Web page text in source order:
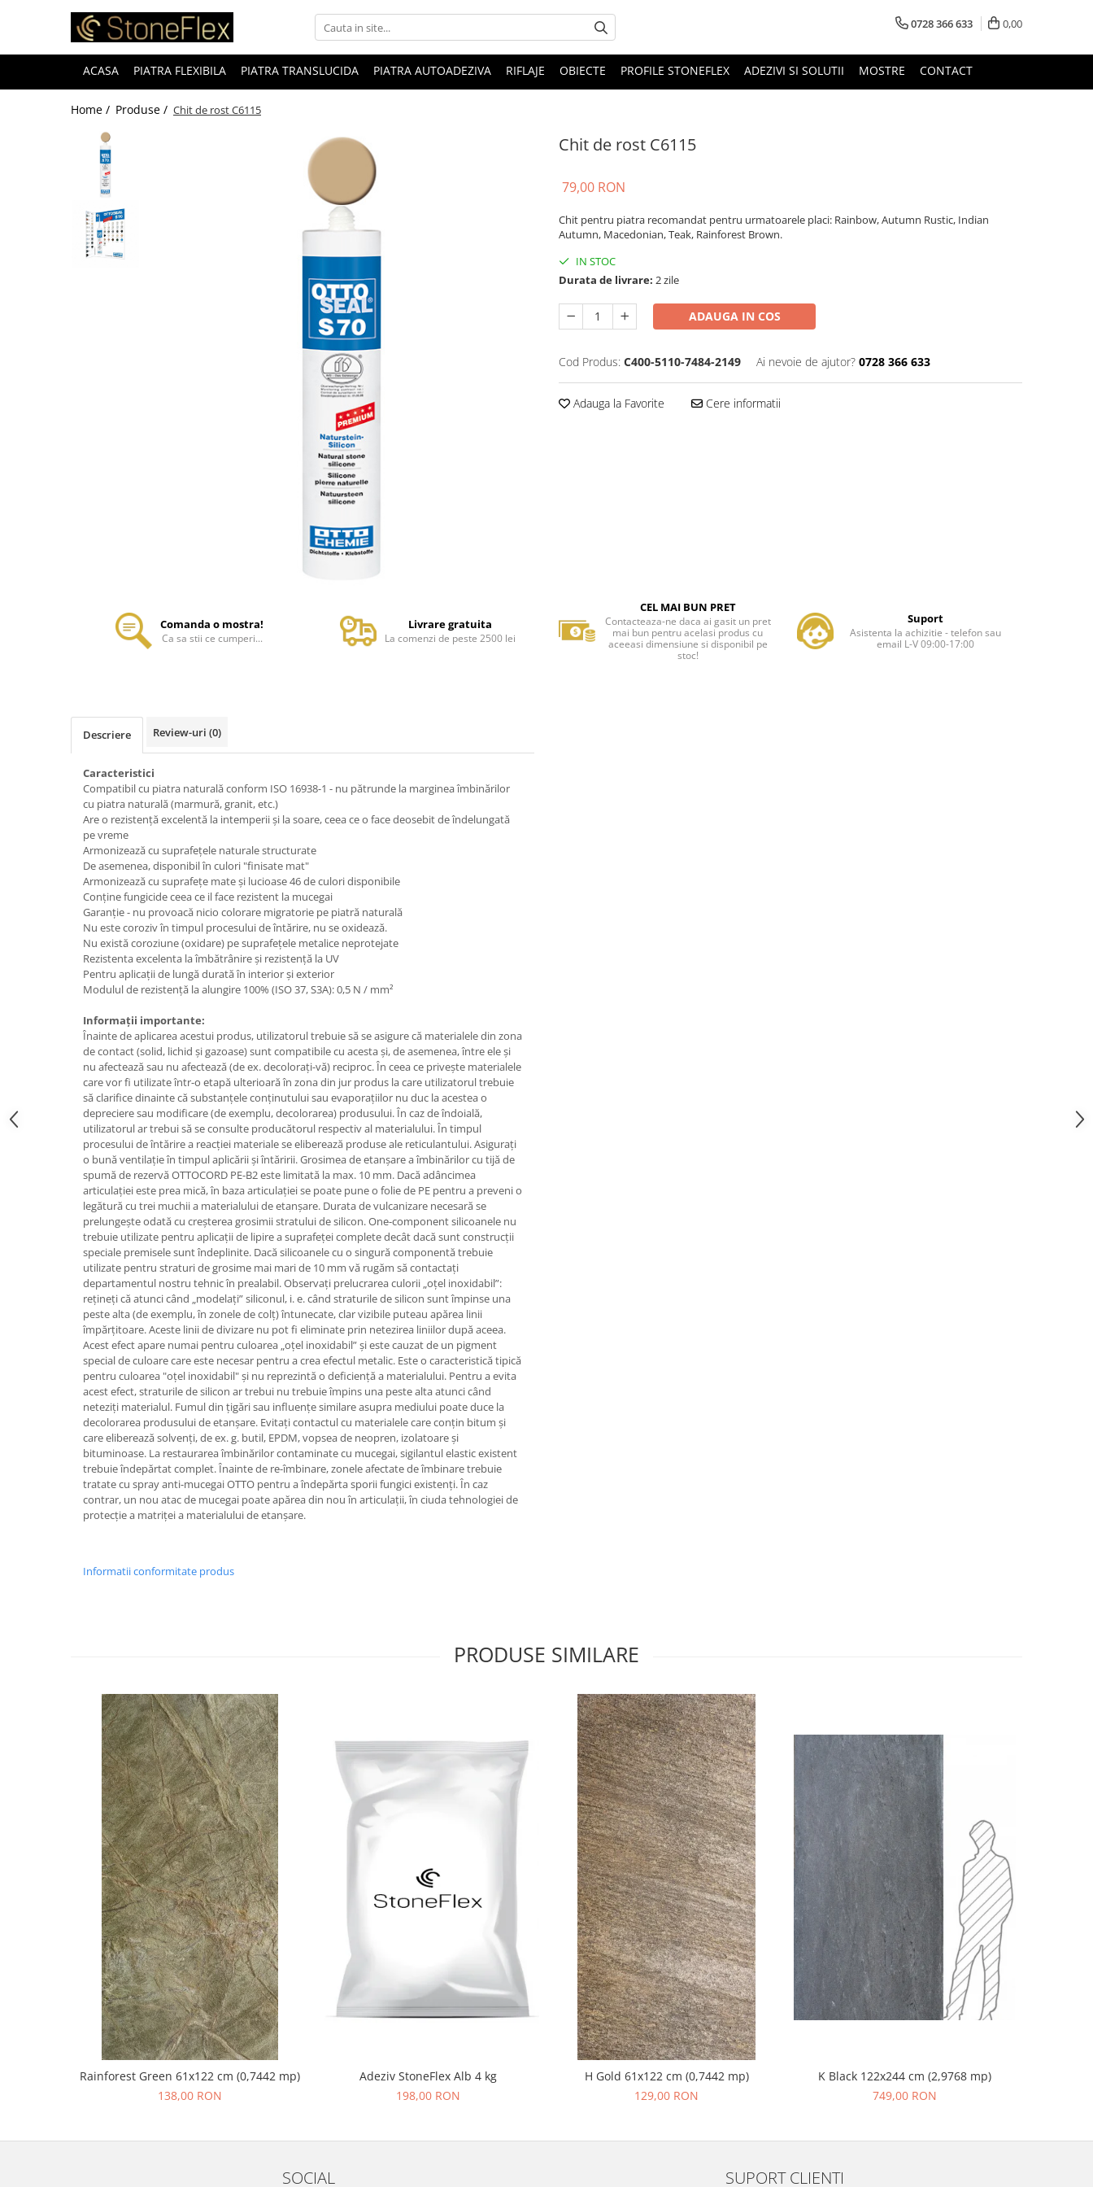
0728 366 633 0,00
ACASA PIATRA FLEXIBILA PIATRA TRANSLUCIDA PIATRA AUTOADEZIVA RIFLAJE OBIECTE PROFILE STONEFLEX ADEZIVI SI SOLUTII MOSTRE CONTACT
Home / Produse / Chit de rost C6115
Chit de rost C6115
79,00 RON
Chit pentru piatra recomandat pentru urmatoarele placi: Rainbow, Autumn Rustic, Indian
Autumn, Macedonian, Teak, Rainforest Brown.
IN STOC
Durata de livrare: 2 zile
ADAUGA IN COS
Cod Produs: C400-5110-7484-2149 Ai nevoie de ajutor? 0728 366 633
Adauga la Favorite Cere informatii
Comanda o mostra!
Ca sa stii ce cumperi...
Livrare gratuita
La comenzi de peste 2500 lei
CEL MAI BUN PRET
Contacteaza-ne daca ai gasit un pret
mai bun pentru acelasi produs cu
aceeasi dimensiune si disponibil pe
stoc!
Suport
Asistenta la achizitie - telefon sau
email L-V 09:00-17:00
Descriere Review-uri (0)
Caracteristici
Compatibil cu piatra naturală conform ISO 16938-1 - nu pătrunde la marginea îmbinărilor
cu piatra naturală (marmură, granit, etc.)
Are o rezistență excelentă la intemperii și la soare, ceea ce o face deosebit de îndelungată
pe vreme
Armonizează cu suprafețele naturale structurate
De asemenea, disponibil în culori "finisate mat"
Armonizează cu suprafețe mate și lucioase 46 de culori disponibile
Conține fungicide ceea ce il face rezistent la mucegai
Garanție - nu provoacă nicio colorare migratorie pe piatră naturală
Nu este coroziv în timpul procesului de întărire, nu se oxidează.
Nu există coroziune (oxidare) pe suprafețele metalice neprotejate
Rezistenta excelenta la îmbătrânire și rezistență la UV
Pentru aplicații de lungă durată în interior și exterior
Modulul de rezistență la alungire 100% (ISO 37, S3A): 0,5 N / mm²
Informații importante:
Înainte de aplicarea acestui produs, utilizatorul trebuie să se asigure că materialele din zona
de contact (solid, lichid și gazoase) sunt compatibile cu acesta și, de asemenea, între ele și
nu afectează sau nu afectează (de ex. decolorați-vă) reciproc. În ceea ce privește materialele
care vor fi utilizate într-o etapă ulterioară în zona din jur produs la care utilizatorul trebuie
să clarifice dinainte că substanțele conținutului sau evaporațiilor nu duc la acestea o
depreciere sau modificare (de exemplu, decolorarea) produsului. În caz de îndoială,
utilizatorul ar trebui să se consulte producătorul respectiv al materialului. În timpul
procesului de întărire a reacției materiale se eliberează produse ale reticulantului. Asigurați
o bună ventilație în timpul aplicării și întăririi. Grosimea de etanșare a îmbinărilor cu tijă de
spumă de rezervă OTTOCORD PE-B2 este limitată la max. 10 mm. Dacă adâncimea
articulației este prea mică, în baza articulației se poate pune o folie de PE pentru a preveni o
legătură cu trei muchii a materialului de etanșare. Durata de vulcanizare necesară se
prelungește odată cu creșterea grosimii stratului de silicon. One-component silicoanele nu
trebuie utilizate pentru aplicații de lipire a suprafeței complete decât dacă sunt construcții
speciale premisele sunt îndeplinite. Dacă silicoanele cu o singură componentă trebuie
utilizate pentru straturi de grosime mai mari de 10 mm vă rugăm să contactați
departamentul nostru tehnic în prealabil. Observați prelucrarea culorii „oțel inoxidabil”:
rețineți că atunci când „modelați” siliconul, i. e. când straturile de silicon sunt împinse una
peste alta (de exemplu, în zonele de colț) întunecate, clar vizibile puteau apărea linii
împărțitoare. Aceste linii de divizare nu pot fi eliminate prin netezirea liniilor după aceea.
Acest efect apare numai pentru culoarea „oțel inoxidabil” și este cauzat de un pigment
special de culoare care este necesar pentru a crea efectul metalic. Este o caracteristică tipică
pentru culoarea "oțel inoxidabil" și nu reprezintă o deficiență a materialului. Pentru a evita
acest efect, straturile de silicon ar trebui nu trebuie împins una peste alta atunci când
neteziți materialul. Fumul din țigări sau influențe similare asupra mediului poate duce la
decolorarea produsului de etanșare. Evitați contactul cu materialele care conțin bitum și
care eliberează solvenți, de ex. g. butil, EPDM, vopsea de neopren, izolatoare și
bituminoase. La restaurarea îmbinărilor contaminate cu mucegai, sigilantul elastic existent
trebuie îndepărtat complet. Înainte de re-îmbinare, zonele afectate de îmbinare trebuie
tratate cu spray anti-mucegai OTTO pentru a îndepărta sporii fungici existenți. În caz
contrar, un nou atac de mucegai poate apărea din nou în articulații, în ciuda tehnologiei de
protecție a matriței a materialului de etanșare.
Informatii conformitate produs
PRODUSE SIMILARE
Rainforest Green 61x122 cm (0,7442 mp)
138,00 RON
Adeziv StoneFlex Alb 4 kg
198,00 RON
H Gold 61x122 cm (0,7442 mp)
129,00 RON
K Black 122x244 cm (2,9768 mp)
749,00 RON
SOCIAL SUPORT CLIENTI